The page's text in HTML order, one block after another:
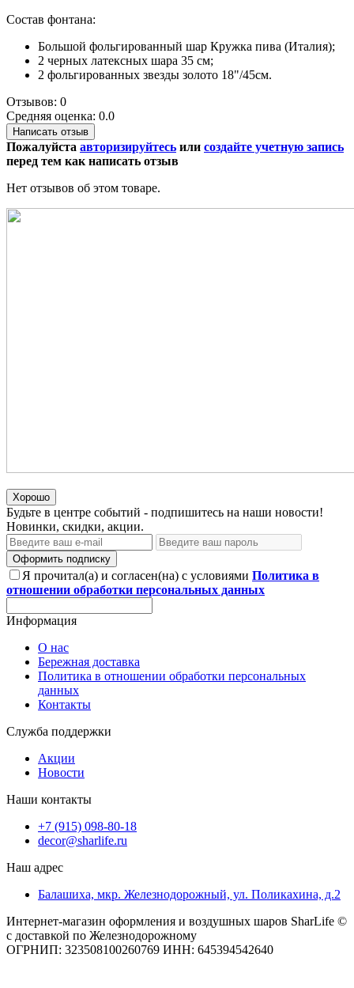
Состав фонтана:
Большой фольгированный шар Кружка пива (Италия);
2 черных латексных шара 35 см;
2 фольгированных звезды золото 18"/45см.
Отзывов: 0
Средняя оценка: 0.0
Написать отзыв
Пожалуйста авторизируйтесь или создайте учетную запись
перед тем как написать отзыв
Нет отзывов об этом товаре.
Хорошо
Будьте в центре событий - подпишитесь на наши новости!
Новинки, скидки, акции.
Оформить подписку
Я прочитал(а) и согласен(на) с условиями Политика в
отношении обработки персональных данных
Информация
О нас
Бережная доставка
Политика в отношении обработки персональных
данных
Контакты
Служба поддержки
Акции
Новости
Наши контакты
+7 (915) 098-80-18
decor@sharlife.ru
Наш адрес
Балашиха, мкр. Железнодорожный, ул. Поликахина, д.2
Интернет-магазин оформления и воздушных шаров SharLife ©
с доставкой по Железнодорожному
ОГРНИП: 323508100260769 ИНН: 645394542640